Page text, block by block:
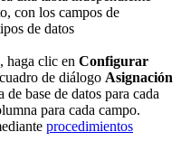
con los campos de
de datos
haga clic en Configurar
de diálogo Asignación
de base de datos para cada
para cada campo.
procedimientos